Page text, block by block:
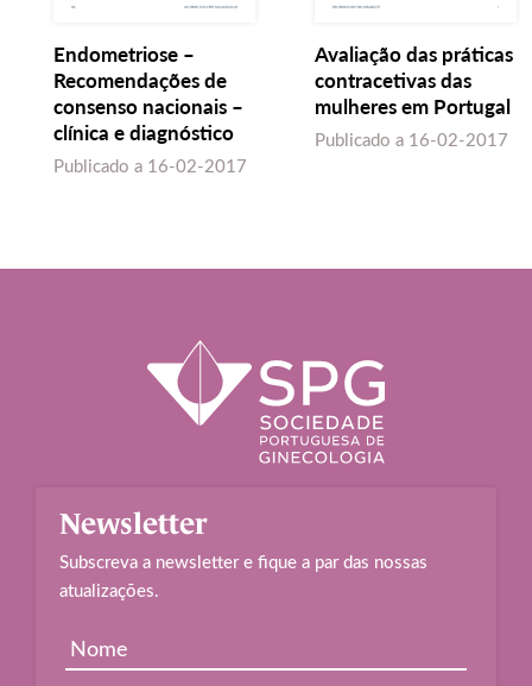
Endometriose –
Recomendações de
consenso nacionais –
clínica e diagnóstico
Publicado a 16-02-2017
Avaliação das práticas
contracetivas das
mulheres em Portugal
Publicado a 16-02-2017
Newsletter
Subscreva a newsletter e fique a par das nossas
atualizações.